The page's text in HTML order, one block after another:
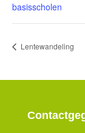
basisscholen
Lentewandeling